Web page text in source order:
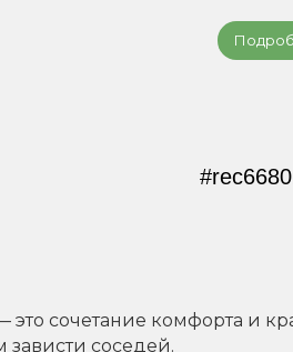
это сочетание комфорта и
соседей.